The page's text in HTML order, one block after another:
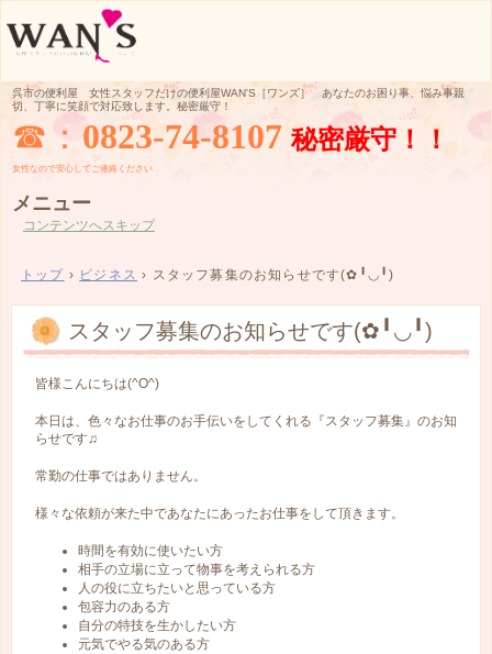
呉市の便利屋 女性スタッフだけの便利屋WAN'S［ワンズ］ あなたのお困り事、悩み事親
切、丁寧に笑顔で対応致します。秘密厳守！
☎： 0823-74-8107 秘密厳守！！
女性なので安心してご連絡ください
メニュー
コンテンツへスキップ
トップ › ビジネス › スタッフ募集のお知らせです(✿╹◡╹)
スタッフ募集のお知らせです(✿╹◡╹)
皆様こんにちは(^O^)
本日は、色々なお仕事のお手伝いをしてくれる『スタッフ募集』のお知
らせです♫
常勤の仕事ではありません。
様々な依頼が来た中であなたにあったお仕事をして頂きます。
時間を有効に使いたい方
相手の立場に立って物事を考えられる方
人の役に立ちたいと思っている方
包容力のある方
自分の特技を生かしたい方
元気でやる気のある方